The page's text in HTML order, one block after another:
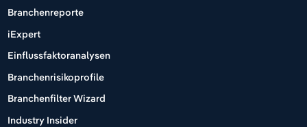
Branchenreporte
iExpert
Einflussfaktoranalysen
Branchenrisikoprofile
Branchenfilter Wizard
Industry Insider